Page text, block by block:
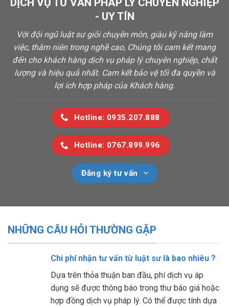
- UY TÍN
Với đội ngũ luật sư giỏi chuyên môn, giàu kỹ năng làm
việc, thâm niên trong nghề cao, Chúng tôi cam kết mang
đến cho khách hàng dịch vụ pháp lý chuyên nghiệp, chất
lượng và hiệu quả nhất. Cam kết bảo vệ tối đa quyền và
lợi ích hợp pháp của Khách hàng.
Hotline: 0935.207.888
Hotline: 0767.899.996
Đăng ký tư vấn
NHỮNG CÂU HỎI THƯỜNG GẶP
Chi phí nhận tư vấn từ luật sư là bao nhiêu ?
Dựa trên thỏa thuận ban đầu, phí dịch vụ áp
dụng sẽ được thông báo trong thư báo giá hoặc
hợp đồng dịch vụ pháp lý. Có thể được tính dựa